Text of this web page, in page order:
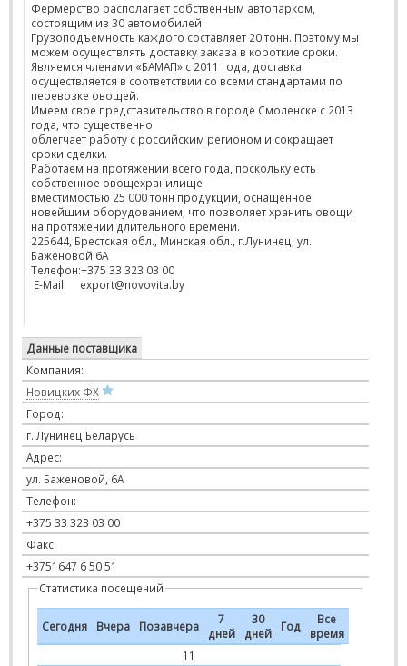
Фермерство располагает собственным автопарком,
состоящим из 30 автомобилей.
Грузоподъемность каждого составляет 20 тонн. Поэтому мы
можем осуществлять доставку заказа в короткие сроки.
Являемся членами «БАМАП» с 2011 года, доставка
осуществляется в соответствии со всеми стандартами по
перевозке овощей.
Имеем свое представительство в городе Смоленске с 2013
года, что существенно
облегчает работу с российским регионом и сокращает
сроки сделки.
Работаем на протяжении всего года, поскольку есть
собственное овощехранилище
вместимостью 25 000 тонн продукции, оснащенное
новейшим оборудованием, что позволяет хранить овощи
на протяжении длительного времени.
225644, Брестская обл., Минская обл., г.Лунинец, ул.
Баженовой 6А
Телефон:+375 33 323 03 00
E-Mail: export@novovita.by
Данные поставщика
Компания:
Новицких ФХ
Город:
г. Лунинец Беларусь
Адрес:
ул. Баженовой, 6А
Телефон:
+375 33 323 03 00
Факс:
+3751647 6 50 51
Статистика посещений
Сегодня Вчера Позавчера
7
дней
30
дней
Год
Все
время
11